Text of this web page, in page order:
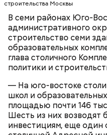
строительства Москвы
В семи районах Юго-
административного
строительство семи
образовательных
глава столичного
политики и
— На юго-востоке
школ и
площадью почти 146
Шесть из них возводят
инвестициям, еще один
Новые образовательные
шаговой доступности
Благодаря этому
существующие учебные
будет проходить в
новые
спортивных занятий и
мероприятий. По
застройщик передаст
СТРОИТЕЛЬСТВО